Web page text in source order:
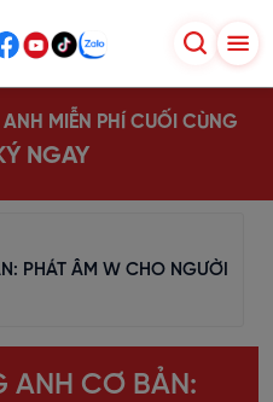
MIỄN PHÍ CUỐI CÙNG
NGAY
PHÁT ÂM W CHO NGƯỜI
ANH CƠ BẢN: